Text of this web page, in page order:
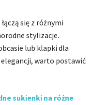
się z różnymi
stylizacje.
lub klapki dla
elegancji, warto postawić
sukienki na różne